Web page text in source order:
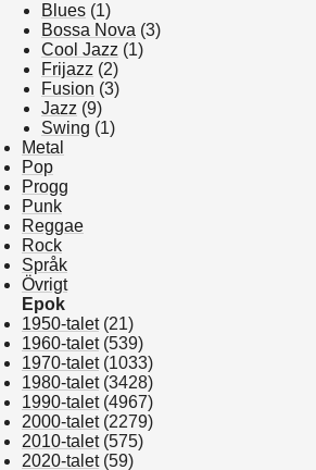
Blues (1)
Bossa Nova (3)
Cool Jazz (1)
Frijazz (2)
Fusion (3)
Jazz (9)
Swing (1)
Metal
Pop
Progg
Punk
Reggae
Rock
Språk
Övrigt
Epok
1950-talet(21)
1960-talet(539)
1970-talet(1033)
1980-talet(3428)
1990-talet(4967)
2000-talet(2279)
2010-talet(575)
2020-talet(59)